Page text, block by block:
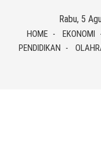
content
Rabu, 5
HOME EKONOMI
PENDIDIKAN